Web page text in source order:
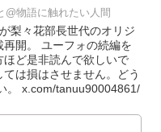
@物語に触れたい人間
梨々花部長世代のオリジ
開。 ユーフォの続編を
ど是非読んで欲しいで
は損はさせません。どう
。 x.com/tanuu90004861/